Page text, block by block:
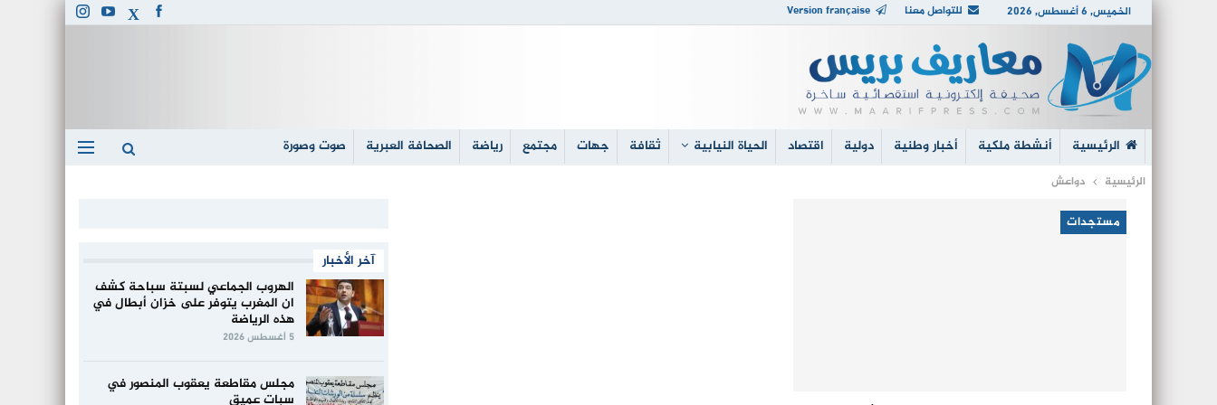
الخميس, 6 أغسطس, 2026 للتواصل معنا Version française
الرئيسية أنشطة ملكية أخبار وطنية دولية اقتصاد الحياة النيابية ثقافة جهات مجتمع رياضة الصحافة العبرية صوت وصورة
الرئيسية دواعش
مستجدات
آخر الأخبار
الهروب الجماعي لسبتة سباحة كشف
ان المغرب يتوفر على خزان أبطال في
هذه الرياضة
5 أغسطس 2026
مجلس مقاطعة يعقوب المنصور في
سبات عميق